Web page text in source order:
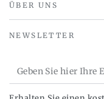
ÜBER UNS
NEWSLETTER
Geben
Sie